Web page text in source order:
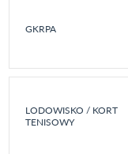
GKRPA
LODOWISKO / KORT
TENISOWY